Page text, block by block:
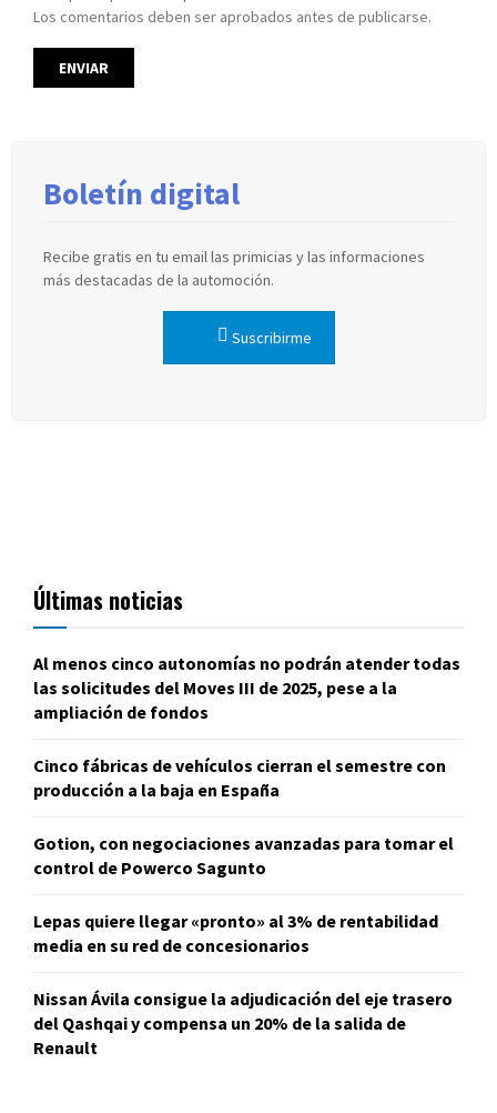
Los comentarios deben ser aprobados antes de publicarse.
Boletín digital
Recibe gratis en tu email las primicias y las informaciones
más destacadas de la automoción.
Suscribirme
Últimas noticias
Al menos cinco autonomías no podrán atender todas
las solicitudes del Moves III de 2025, pese a la
ampliación de fondos
Cinco fábricas de vehículos cierran el semestre con
producción a la baja en España
Gotion, con negociaciones avanzadas para tomar el
control de Powerco Sagunto
Lepas quiere llegar «pronto» al 3% de rentabilidad
media en su red de concesionarios
Nissan Ávila consigue la adjudicación del eje trasero
del Qashqai y compensa un 20% de la salida de
Renault